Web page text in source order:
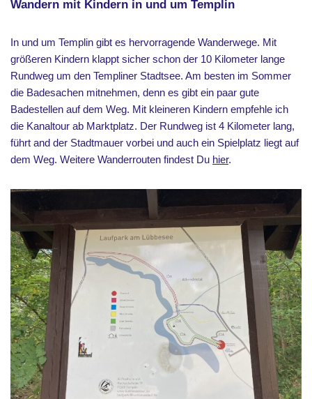
Wandern mit Kindern in und um Templin
In und um Templin gibt es hervorragende Wanderwege. Mit
größeren Kindern klappt sicher schon der 10 Kilometer lange
Rundweg um den Templiner Stadtsee. Am besten im Sommer
die Badesachen mitnehmen, denn es gibt ein paar gute
Badestellen auf dem Weg. Mit kleineren Kindern empfehle ich
die Kanaltour ab Marktplatz. Der Rundweg ist 4 Kilometer lang,
führt and der Stadtmauer vorbei und auch ein Spielplatz liegt auf
dem Weg. Weitere Wanderrouten findest Du hier.